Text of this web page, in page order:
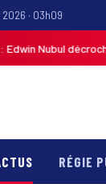
· 03h09
décroche un Top
RÉGIE